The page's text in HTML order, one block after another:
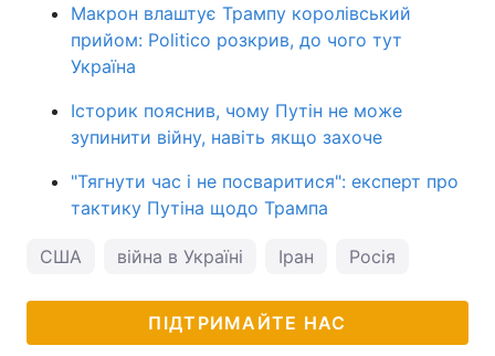
Макрон влаштує Трампу королівський
прийом: Politico розкрив, до чого тут
Україна
Історик пояснив, чому Путін не може
зупинити війну, навіть якщо захоче
"Тягнути час і не посваритися": експерт про
тактику Путіна щодо Трампа
США війна в Україні Іран Росія
ПІДТРИМАЙТЕ НАС